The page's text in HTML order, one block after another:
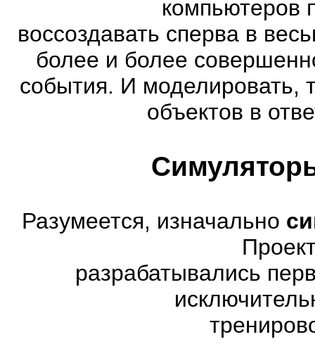
компьютеров
воссоздавать сперва в
более и более
события. И моделировать,
объектов в
Разумеется, изначально
разрабатывались